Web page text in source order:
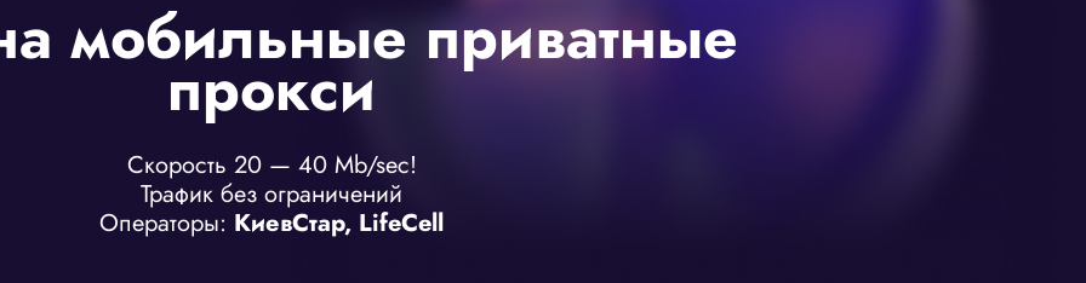
мобильные приватные
прокси
Скорость 20 — 40 Mb/sec!
Трафик без ограничений
Операторы: КиевСтар, LifeCell